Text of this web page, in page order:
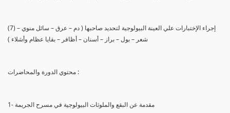
(7) إجراء الإختبارات علي العينة البيولوجية لتحديد صاحبها ( دم – عرق – سائل منوي –
شعر – بول – براز – أسنان – أظافر – بقايا عظام وأشلاء )
محتوي الدورة والمحاضرات :
1- مقدمة عن البقع والملوثات البيولوجية في مسرح الجريمة